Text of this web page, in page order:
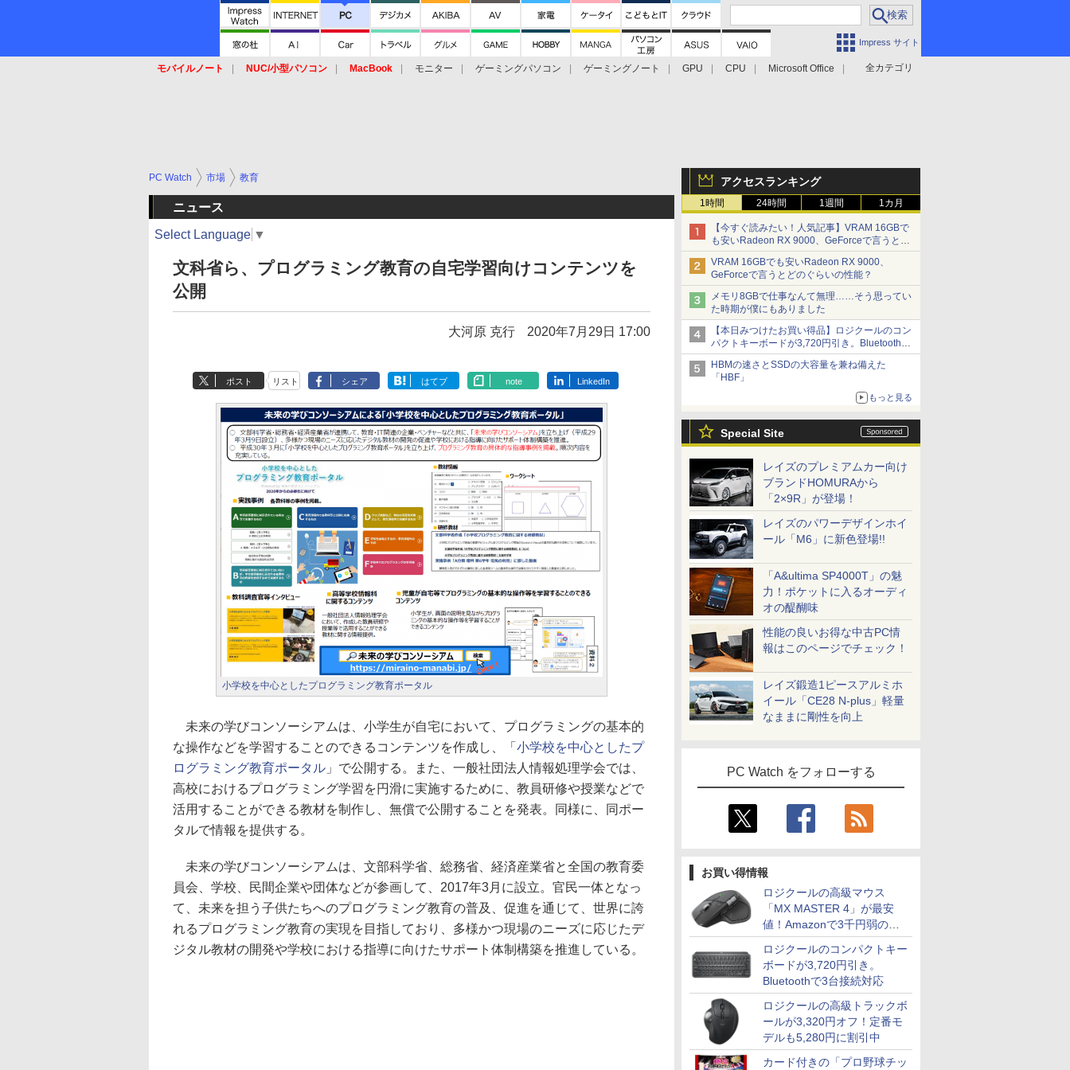
Impress サイト
全カテゴリ
モバイルノート NUC/小型パソコン MacBook モニター ゲーミングパソコン ゲーミングノート GPU CPU
Microsoft Office
アクセスランキング
1時間 24時間 1週間 1カ月
【今すぐ読みたい！人気記事】VRAM 16GBで
も安いRadeon RX 9000、GeForceで言うとど
のぐらいの性能？ - PC Watch
VRAM 16GBでも安いRadeon RX 9000、
GeForceで言うとどのぐらいの性能？
メモリ8GBで仕事なんて無理……そう思ってい
た時期が僕にもありました
【本日みつけたお買い得品】ロジクールのコン
パクトキーボードが3,720円引き。Bluetoothで3
台接続対応
HBMの速さとSSDの大容量を兼ね備えた
「HBF」
もっと見る
Special Site
レイズのプレミアムカー向け
ブランドHOMURAから
「2×9R」が登場！
レイズのパワーデザインホイ
ール「M6」に新色登場!!
「A&ultima SP4000T」の魅
力！ポケットに入るオーディ
オの醍醐味
性能の良いお得な中古PC情
報はこのページでチェック！
レイズ鍛造1ピースアルミホ
イール「CE28 N-plus」軽量
なままに剛性を向上
PC Watch をフォローする
お買い得情報
ロジクールの高級マウス
「MX MASTER 4」が最安
値！Amazonで3千円弱の割
引
ロジクールのコンパクトキー
ボードが3,720円引き。
Bluetoothで3台接続対応
ロジクールの高級トラックボ
ールが3,320円オフ！定番モ
デルも5,280円に割引中
カード付きの「プロ野球チッ
PC Watch 市場 教育
ニュース
Select Language ▼
文科省ら、プログラミング教育の自宅学習向けコンテンツを
公開
大河原 克行 2020年7月29日 17:00
ポスト リスト シェア はてブ note LinkedIn
小学校を中心としたプログラミング教育ポータル
未来の学びコンソーシアムは、小学生が自宅において、プログラミングの基本的
な操作などを学習することのできるコンテンツを作成し、「 小学校を中心としたプ
ログラミング教育ポータル 」で公開する。また、一般社団法人情報処理学会では、
高校におけるプログラミング学習を円滑に実施するために、教員研修や授業などで
活用することができる教材を制作し、無償で公開することを発表。同様に、同ポー
タルで情報を提供する。
未来の学びコンソーシアムは、文部科学省、総務省、経済産業省と全国の教育委
員会、学校、民間企業や団体などが参画して、2017年3月に設立。官民一体となっ
て、未来を担う子供たちへのプログラミング教育の普及、促進を通じて、世界に誇
れるプログラミング教育の実現を目指しており、多様かつ現場のニーズに応じたデ
ジタル教材の開発や学校における指導に向けたサポート体制構築を推進している。